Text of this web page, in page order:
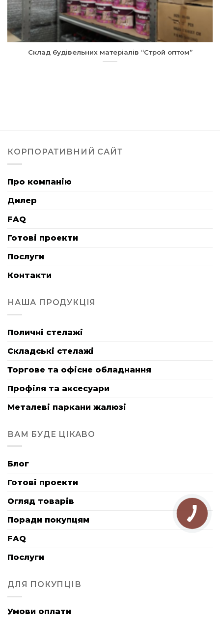
Склад будівельних матеріалів “Строй оптом”
КОРПОРАТИВНИЙ САЙТ
Про компанію
Дилер
FAQ
Готові проекти
Послуги
Контакти
НАША ПРОДУКЦІЯ
Поличні стелажі
Складські стелажі
Торгове та офісне обладнання
Профіля та аксесуари
Металеві паркани жалюзі
ВАМ БУДЕ ЦІКАВО
Блог
Готові проекти
Огляд товарів
Поради покупцям
FAQ
Послуги
ДЛЯ ПОКУПЦІВ
Умови оплати